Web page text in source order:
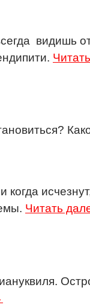
видишь
Читать